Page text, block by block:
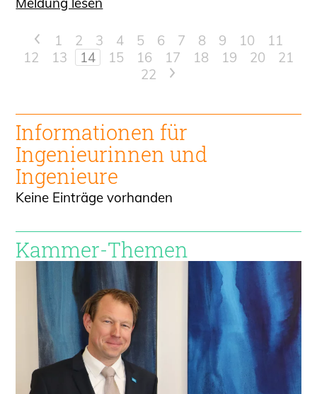
< 1 2 3 4 5 6 7 8 9 10
11
12
13 14 15 16 17 18 19 20
21
22
>
Informationen für
Ingenieurinnen und
Ingenieure
Keine Einträge vorhanden
Kammer-Themen